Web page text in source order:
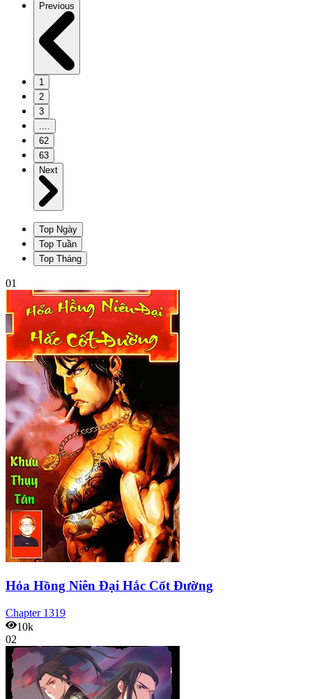
Previous
1
2
3
....
62
63
Next
Top Ngày
Top Tuần
Top Tháng
01
Hỏa Hồng Niên Đại Hắc Cốt Đường
Chapter 1319
10k
02